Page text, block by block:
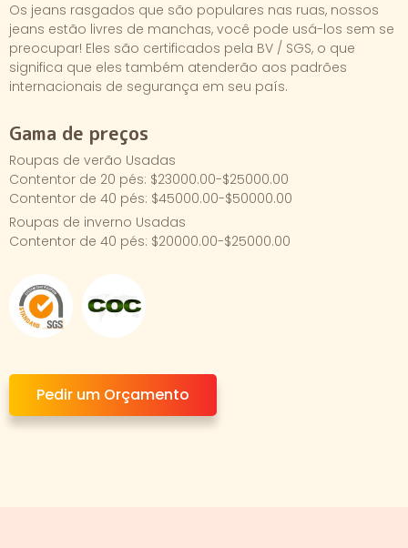
Os jeans rasgados que são populares nas ruas, nossos
jeans estão livres de manchas, você pode usá-los sem se
preocupar! Eles são certificados pela BV / SGS, o que
significa que eles também atenderão aos padrões
internacionais de segurança em seu país.
Gama de preços
Roupas de verão Usadas
Contentor de 20 pés: $23000.00-$25000.00
Contentor de 40 pés: $45000.00-$50000.00
Roupas de inverno Usadas
Contentor de 40 pés: $20000.00-$25000.00
Pedir um Orçamento